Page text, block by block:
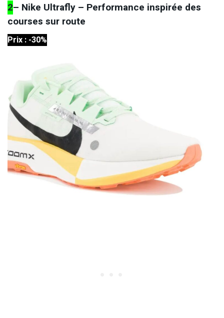
2– Nike Ultrafly – Performance inspirée des
courses sur route
Prix : -30%